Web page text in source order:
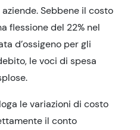
Sebbene il costo
flessione del 22% nel
d’ossigeno per gli
le voci di spesa
le variazioni di costo
il conto